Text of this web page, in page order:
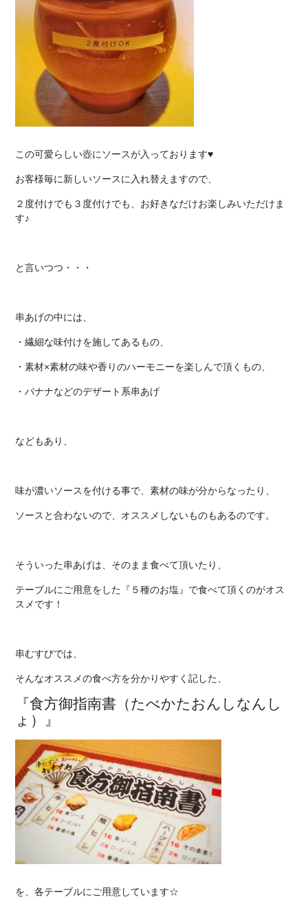
この可愛らしい壺にソースが入っております♥
お客様毎に新しいソースに入れ替えますので、
２度付けでも３度付けでも、お好きなだけお楽しみいただけま
す♪
と言いつつ・・・
串あげの中には、
・繊細な味付けを施してあるもの、
・素材×素材の味や香りのハーモニーを楽しんで頂くもの、
・バナナなどのデザート系串あげ
などもあり、
味が濃いソースを付ける事で、素材の味が分からなったり、
ソースと合わないので、オススメしないものもあるのです。
そういった串あげは、そのまま食べて頂いたり、
テーブルにご用意をした『５種のお塩』で食べて頂くのがオス
スメです！
串むすびでは、
そんなオススメの食べ方を分かりやすく記した、
『食方御指南書（たべかたおんしなんし
ょ）』
を、各テーブルにご用意しています☆